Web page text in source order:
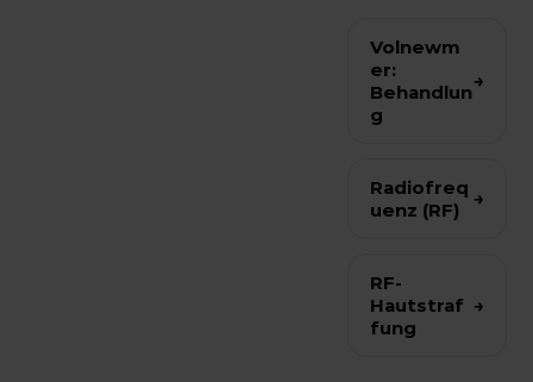
Pigmentgehalt
der Haut. Die
individuelle
Fachperson.
Volnewm
er:
Behandlun
g
→
Radiofreq
uenz (RF)
→
RF-
Hautstraf
fung
→